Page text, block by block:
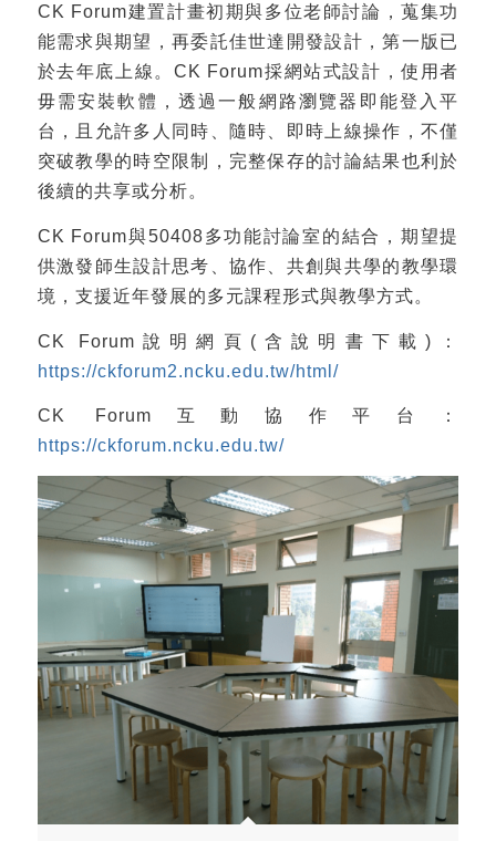
CK Forum建置計畫初期與多位老師討論，蒐集功
能需求與期望，再委託佳世達開發設計，第一版已
於去年底上線。CK Forum採網站式設計，使用者
毋需安裝軟體，透過一般網路瀏覽器即能登入平
台，且允許多人同時、隨時、即時上線操作，不僅
突破教學的時空限制，完整保存的討論結果也利於
後續的共享或分析。
CK Forum與50408多功能討論室的結合，期望提
供激發師生設計思考、協作、共創與共學的教學環
境，支援近年發展的多元課程形式與教學方式。
CK Forum說明網頁(含說明書下載)：
https://ckforum2.ncku.edu.tw/html/
CK Forum互動協作平台：
https://ckforum.ncku.edu.tw/